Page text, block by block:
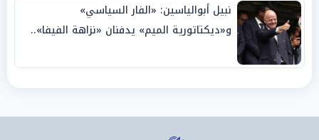
نبيل أبوالياسين: «الفار السياسي»
و«ديكتاتورية الميم» يدفنان «نزاهة الفيفا»..